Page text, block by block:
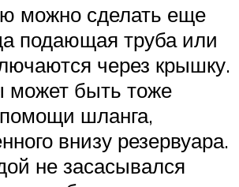
можно сделать еще
подающая труба или
через крышку.
может быть тоже
шланга,
внизу резервуара.
не засасывался